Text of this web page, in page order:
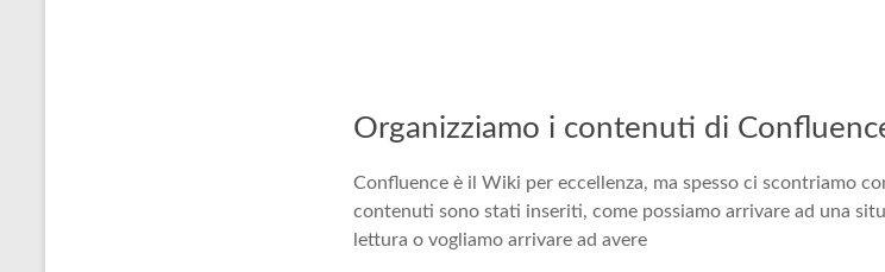
Organizziamo i contenuti di
Confluence è il Wiki per eccellenza, ma spesso ci scontriamo
contenuti sono stati inseriti, come possiamo arrivare ad una
lettura o vogliamo arrivare ad avere